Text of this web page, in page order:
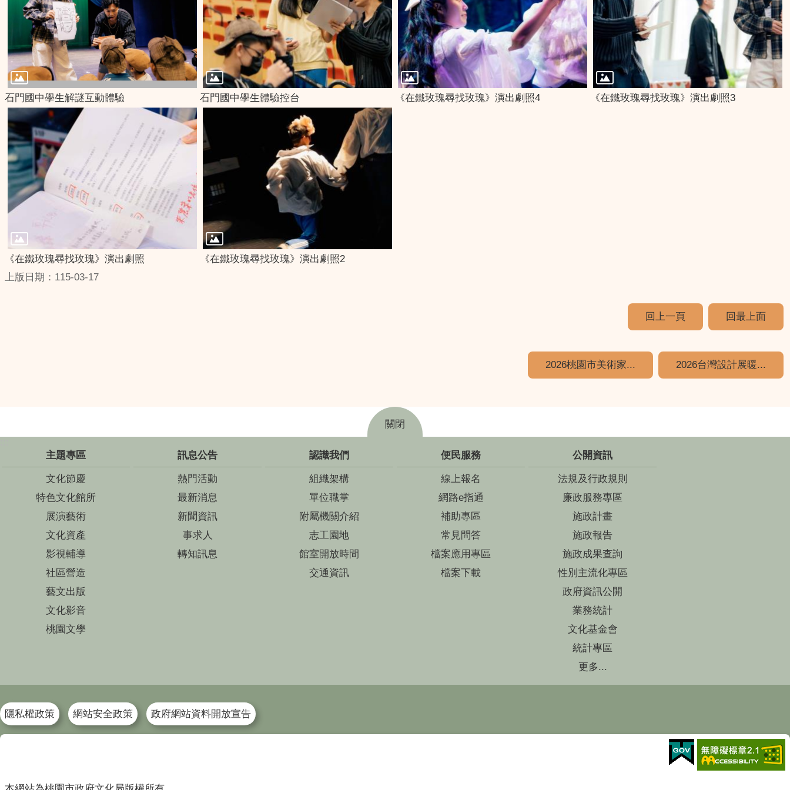
石門國中學生解謎互動體驗 石門國中學生體驗控台 《在鐵玫瑰尋找玫瑰》演出劇照4 《在鐵玫瑰尋找玫瑰》演出劇照3
《在鐵玫瑰尋找玫瑰》演出劇照
《在鐵玫瑰尋找玫瑰》演出劇照2
上版日期：115-03-17
回上一頁 回最上面
2026桃園市美術家... 2026台灣設計展暖...
關閉
主題專區
文化節慶
特色文化館所
展演藝術
文化資產
影視輔導
社區營造
藝文出版
文化影音
桃園文學
訊息公告
熱門活動
最新消息
新聞資訊
事求人
轉知訊息
認識我們
組織架構
單位職掌
附屬機關介紹
志工園地
館室開放時間
交通資訊
便民服務
線上報名
網路e指通
補助專區
常見問答
檔案應用專區
檔案下載
公開資訊
法規及行政規則
廉政服務專區
施政計畫
施政報告
施政成果查詢
性別主流化專區
政府資訊公開
業務統計
文化基金會
統計專區
更多...
隱私權政策 網站安全政策 政府網站資料開放宣告